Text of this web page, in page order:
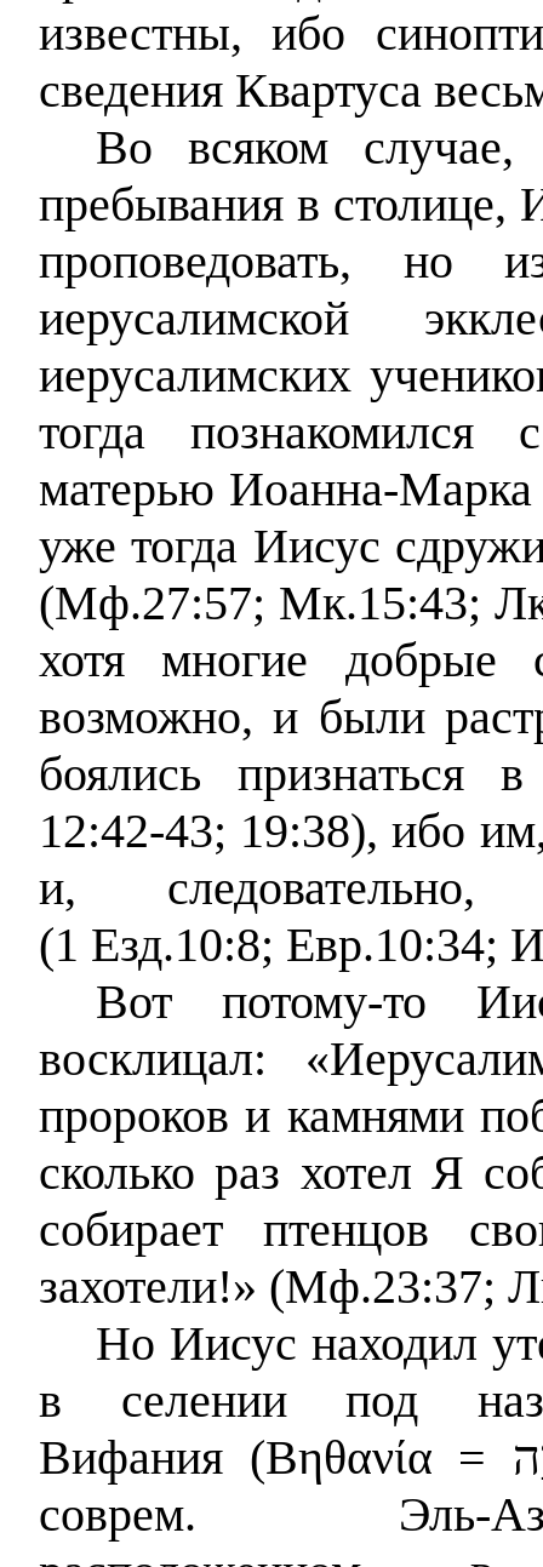
известны, ибо
сведения Квартуса
Во всяком случае,
пребывания в столице,
проповедовать, но
иерусалимской
иерусалимских
тогда
матерью Иоанна-
уже тогда Иисус
(Мф.27:57; Мк.15:43;
хотя многие добрые
возможно, и были
боялись признаться
12:42-43; 19:38), ибо
и, следовательно,
(1 Езд.10:8; Евр.10:34;
Вот потому-то
восклицал:
пророков и камнями
сколько раз хотел Я
собирает птенцов
захотели!» (Мф.23:37;
Но Иисус находил
в селении под
Вифания (Βηθανία =
соврем. Эль-